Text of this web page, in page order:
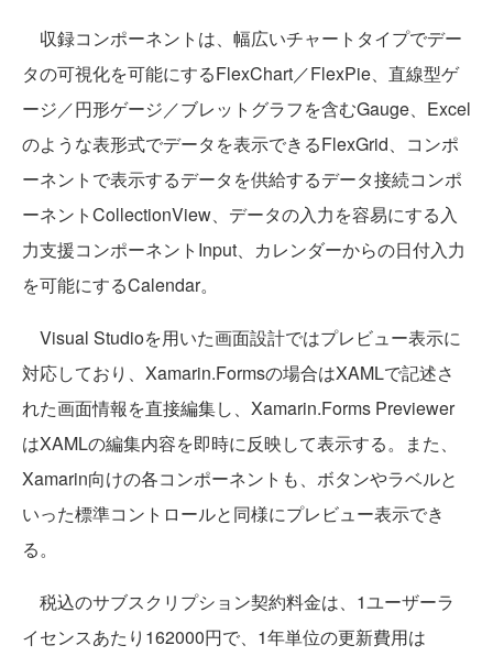
収録コンポーネントは、幅広いチャートタイプでデー
タの可視化を可能にするFlexChart／FlexPie、直線型ゲ
ージ／円形ゲージ／ブレットグラフを含むGauge、Excel
のような表形式でデータを表示できるFlexGrid、コンポ
ーネントで表示するデータを供給するデータ接続コンポ
ーネントCollectionView、データの入力を容易にする入
力支援コンポーネントInput、カレンダーからの日付入力
を可能にするCalendar。
Visual Studioを用いた画面設計ではプレビュー表示に
対応しており、Xamarin.Formsの場合はXAMLで記述さ
れた画面情報を直接編集し、Xamarin.Forms Previewer
はXAMLの編集内容を即時に反映して表示する。また、
Xamarin向けの各コンポーネントも、ボタンやラベルと
いった標準コントロールと同様にプレビュー表示でき
る。
税込のサブスクリプション契約料金は、1ユーザーラ
イセンスあたり162000円で、1年単位の更新費用は